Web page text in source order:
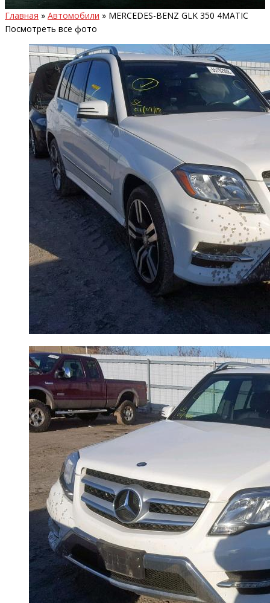
Главная » Автомобили » MERCEDES-BENZ GLK 350 4MATIC
Посмотреть все фото